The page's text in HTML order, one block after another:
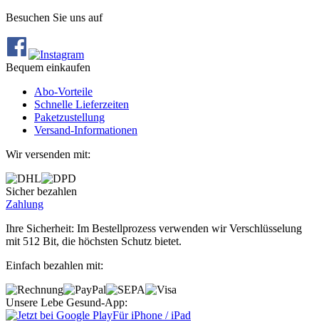
Besuchen Sie uns auf
Bequem einkaufen
Abo‐Vorteile
Schnelle Lieferzeiten
Paketzustellung
Versand‐Informationen
Wir versenden mit:
Sicher bezahlen
Zahlung
Ihre Sicherheit: Im Bestellprozess verwenden wir Verschlüsselung
mit 512 Bit, die höchsten Schutz bietet.
Einfach bezahlen mit:
Unsere Lebe Gesund-App:
Für iPhone / iPad